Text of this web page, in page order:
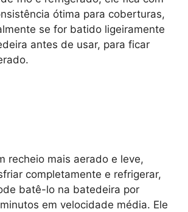
ótima para coberturas,
se for batido ligeiramente
antes de usar, para ficar
recheio mais aerado e leve,
completamente e refrigerar,
batê-lo na batedeira por
em velocidade média. Ele